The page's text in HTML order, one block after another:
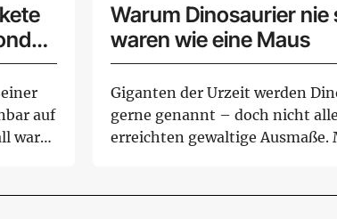
auf
war
Warum Dinosaurier nie
waren wie eine Maus
Giganten der Urzeit werden
gerne genannt – doch nicht
erreichten gewaltige Ausmaße.